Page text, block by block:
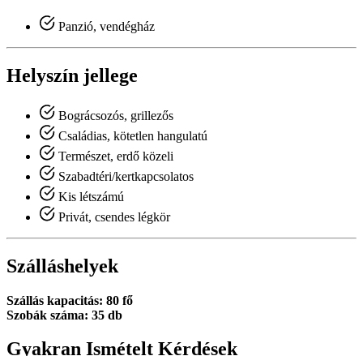
Panzió, vendégház
Helyszín jellege
Bográcsozós, grillezős
Családias, kötetlen hangulatú
Természet, erdő közeli
Szabadtéri/kertkapcsolatos
Kis létszámú
Privát, csendes légkör
Szálláshelyek
Szállás kapacitás: 80 fő
Szobák száma: 35 db
Gyakran Ismételt Kérdések